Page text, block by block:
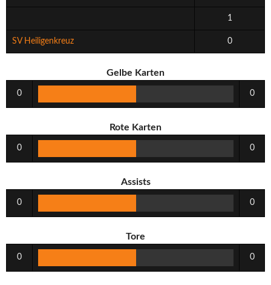
1
SV Heiligenkreuz 0
Gelbe Karten
0 0
Rote Karten
0 0
Assists
0 0
Tore
0 0